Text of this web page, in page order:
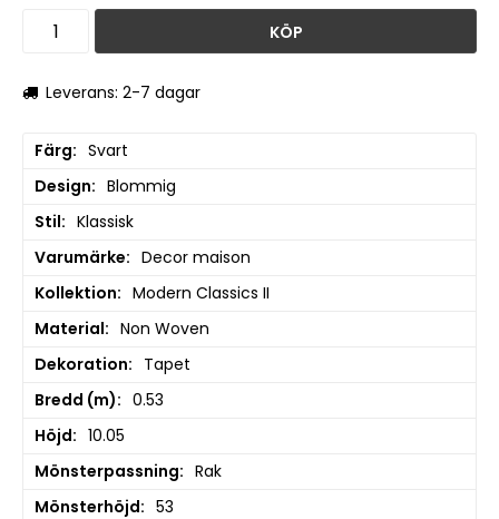
KÖP
Leverans: 2-7 dagar
Färg
Svart
Design
Blommig
Stil
Klassisk
Varumärke
Decor maison
Kollektion
Modern Classics II
Material
Non Woven
Dekoration
Tapet
Bredd (m)
0.53
Höjd
10.05
Mönsterpassning
Rak
Mönsterhöjd
53